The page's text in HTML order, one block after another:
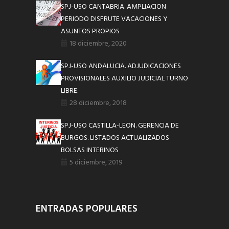
SPJ-USO CANTABRIA. AMPLIACION
PERIODO DISFRUTE VACACIONES Y
ASUNTOS PROPIOS
18 diciembre, 2020
SPJ-USO ANDALUCIA. ADJUDICACIONES
PROVISIONALES AUXILIO JUDICIAL TURNO
LIBRE.
28 diciembre, 2018
SPJ-USO CASTILLA-LEON. GERENCIA DE
BURGOS. LISTADOS ACTUALIZADOS
BOLSAS INTERINOS
5 diciembre, 2019
ENTRADAS POPULARES